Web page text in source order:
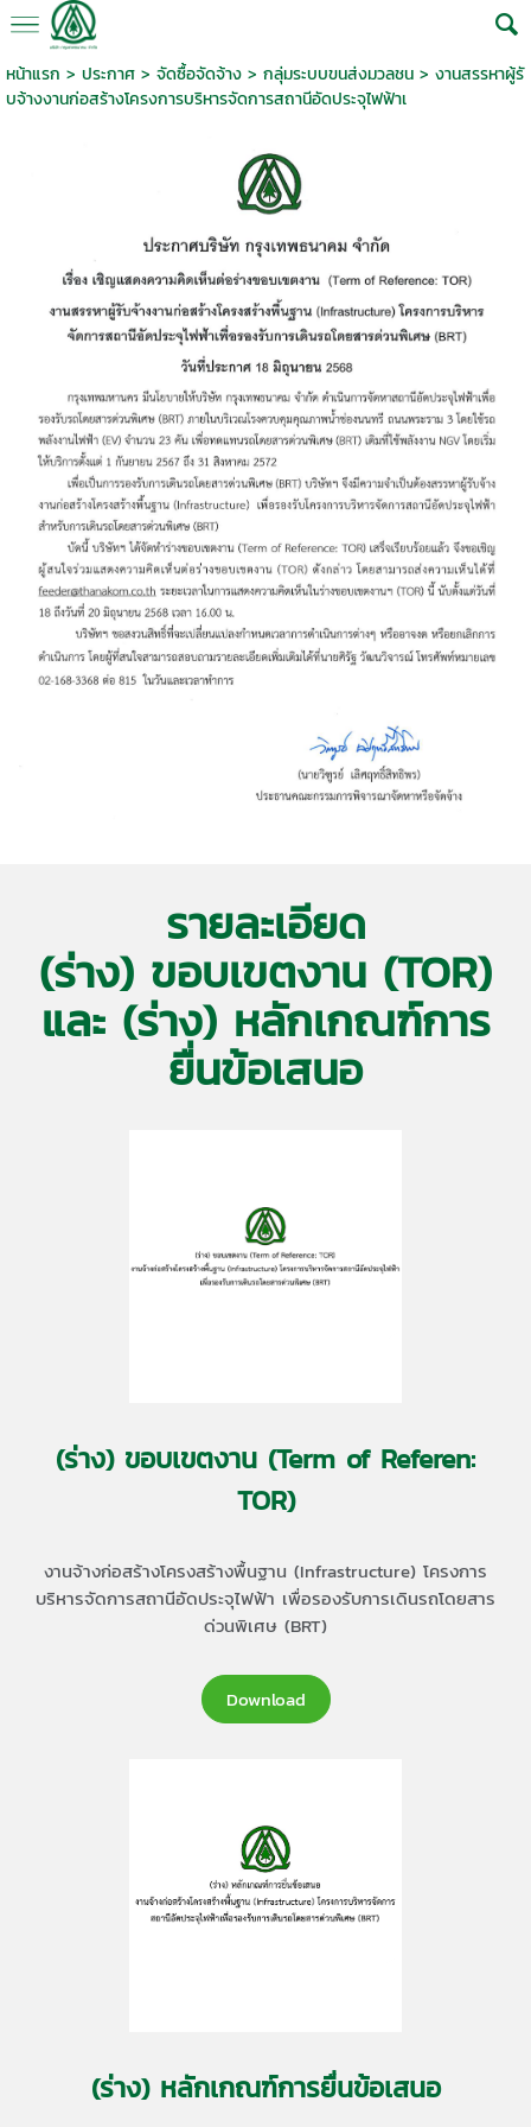
หน้าแรก > ประกาศ > จัดซื้อจัดจ้าง> กลุ่มระบบขนส่งมวลชน> งานสรรหาผู้รั
บจ้างงานก่อสร้างโครงการบริหารจัดการสถานีอัดประจุไฟฟ้าเ
รายละเอียด
(ร่าง) ขอบเขตงาน (TOR)
และ (ร่าง) หลักเกณฑ์การ
ยื่นข้อเสนอ
(ร่าง) ขอบเขตงาน (Term of Referen:
TOR)
งานจ้างก่อสร้างโครงสร้างพื้นฐาน (Infrastructure) โครงการ
บริหารจัดการสถานีอัดประจุไฟฟ้า เพื่อรองรับการเดินรถโดยสาร
ด่วนพิเศษ (BRT)
Download
(ร่าง) หลักเกณฑ์การยื่นข้อเสนอ